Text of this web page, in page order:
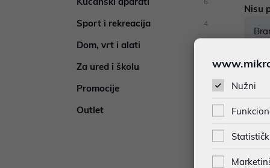
Sport i rekreacija 4
Dom, vrt i alati
Za ured i školu
Promocije
Outlet
Nisu
Nužni